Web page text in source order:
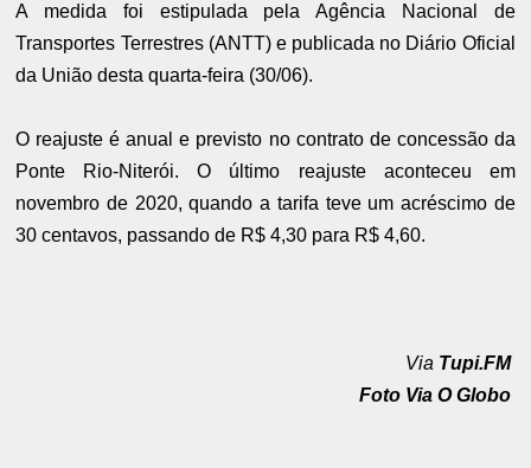
A medida foi estipulada pela Agência Nacional de
Transportes Terrestres (ANTT) e publicada no Diário Oficial
da União desta quarta-feira (30/06).
O reajuste é anual e previsto no contrato de concessão da
Ponte Rio-Niterói. O último reajuste aconteceu em
novembro de 2020, quando a tarifa teve um acréscimo de
30 centavos, passando de R$ 4,30 para R$ 4,60.
Via Tupi.FM
Foto Via O Globo